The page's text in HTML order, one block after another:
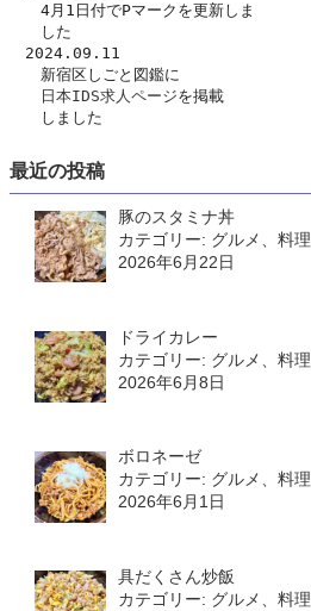
4月1日付でPマークを更新しま
した
2024.09.11
新宿区しごと図鑑に
日本IDS求人ページを掲載
しました
最近の投稿
豚のスタミナ丼
カテゴリー: グルメ、料理
2026年6月22日
ドライカレー
カテゴリー: グルメ、料理
2026年6月8日
ボロネーゼ
カテゴリー: グルメ、料理
2026年6月1日
具だくさん炒飯
カテゴリー: グルメ、料理